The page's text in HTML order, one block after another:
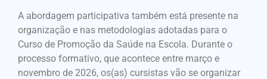
A abordagem participativa também está presente na
organização e nas metodologias adotadas para o
Curso de Promoção da Saúde na Escola. Durante o
processo formativo, que acontece entre março e
novembro de 2026, os(as) cursistas vão se organizar